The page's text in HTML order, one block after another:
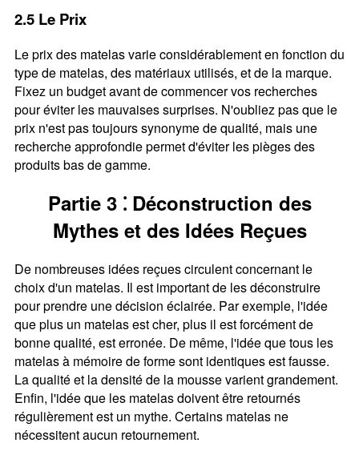
2.5 Le Prix
Le prix des matelas varie considérablement en fonction du
type de matelas, des matériaux utilisés, et de la marque.
Fixez un budget avant de commencer vos recherches
pour éviter les mauvaises surprises. N'oubliez pas que le
prix n'est pas toujours synonyme de qualité, mais une
recherche approfondie permet d'éviter les pièges des
produits bas de gamme.
Partie 3 ⁚ Déconstruction des
Mythes et des Idées Reçues
De nombreuses idées reçues circulent concernant le
choix d'un matelas. Il est important de les déconstruire
pour prendre une décision éclairée. Par exemple, l'idée
que plus un matelas est cher, plus il est forcément de
bonne qualité, est erronée. De même, l'idée que tous les
matelas à mémoire de forme sont identiques est fausse.
La qualité et la densité de la mousse varient grandement.
Enfin, l'idée que les matelas doivent être retournés
régulièrement est un mythe. Certains matelas ne
nécessitent aucun retournement.